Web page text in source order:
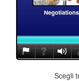
Scegli